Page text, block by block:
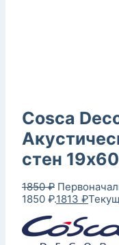
Cosca
стен
1850₽
1850 ₽.1813 ₽